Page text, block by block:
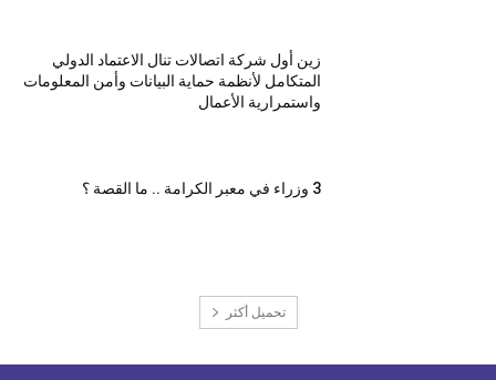
زين أول شركة اتصالات تنال الاعتماد الدولي
المتكامل لأنظمة حماية البيانات وأمن المعلومات
واستمرارية الأعمال
3 وزراء في معبر الكرامة .. ما القصة ؟
تحميل أكثر